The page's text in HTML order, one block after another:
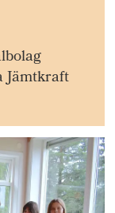
Jämtkraft